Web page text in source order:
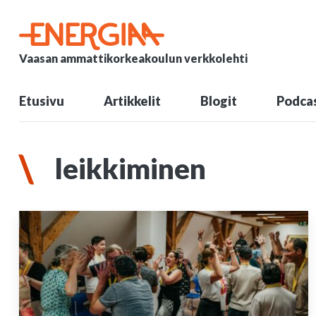
Vaasan ammattikorkeakoulun verkkolehti
Etusivu Artikkelit Blogit
leikkiminen